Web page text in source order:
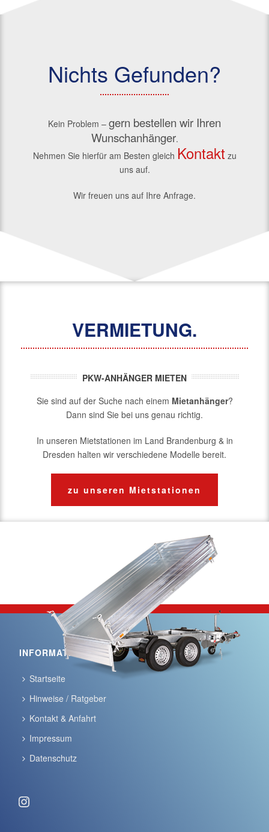
Nichts Gefunden?
Kein Problem – gern bestellen wir Ihren
Wunschanhänger.
Nehmen Sie hierfür am Besten gleich Kontakt zu
uns auf.
Wir freuen uns auf Ihre Anfrage.
VERMIETUNG.
PKW-ANHÄNGER MIETEN
Sie sind auf der Suche nach einem Mietanhänger?
Dann sind Sie bei uns genau richtig.
In unseren Mietstationen im Land Brandenburg & in
Dresden halten wir verschiedene Modelle bereit.
zu unseren Mietstationen
INFORMATIONEN
Startseite
Hinweise / Ratgeber
Kontakt & Anfahrt
Impressum
Datenschutz
Instagram